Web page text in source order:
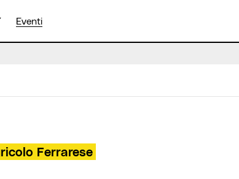
Eventi
Ferrarese